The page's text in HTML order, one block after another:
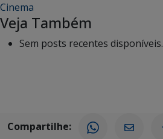
Cinema
Veja Também
Sem posts recentes disponíveis.
Compartilhe: